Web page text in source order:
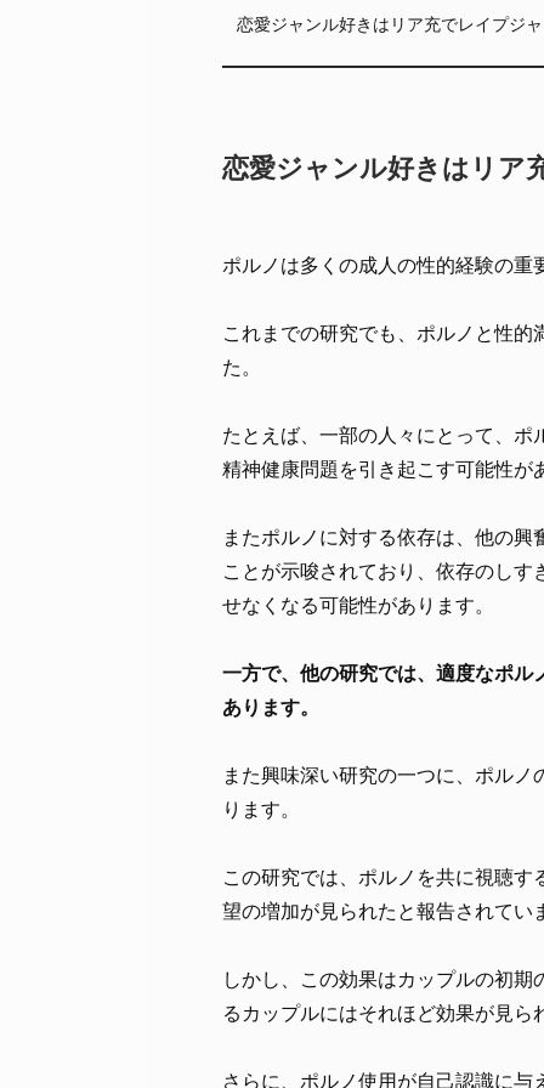
恋愛ジャンル好きはリア充でレイプジ
恋愛ジャンル好きはリア
ポルノは多くの成人の性的経験の重
これまでの研究でも、ポルノと性
た。
たとえば、一部の人々にとって、
精神健康問題を引き起こす可能性が
またポルノに対する依存は、他の
ことが示唆されており、依存のし
せなくなる可能性があります。
一方で、他の研究では、適度なポ
あります。
また興味深い研究の一つに、ポル
ります。
この研究では、ポルノを共に視聴
望の増加が見られたと報告されてい
しかし、この効果はカップルの初
るカップルにはそれほど効果が見
さらに、ポルノ使用が自己認識に